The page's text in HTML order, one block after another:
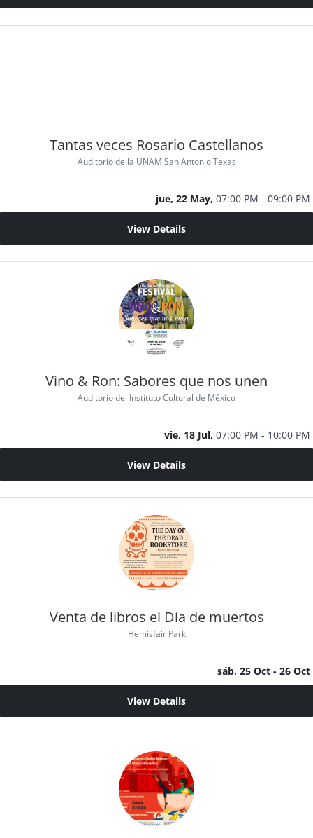
Tantas veces Rosario Castellanos
Auditorio de la UNAM San Antonio Texas
jue, 22 May, 07:00 PM - 09:00 PM
View Details
Vino & Ron: Sabores que nos unen
Auditorio del Instituto Cultural de México
vie, 18 Jul, 07:00 PM - 10:00 PM
View Details
Venta de libros el Día de muertos
Hemisfair Park
sáb, 25 Oct - 26 Oct
View Details